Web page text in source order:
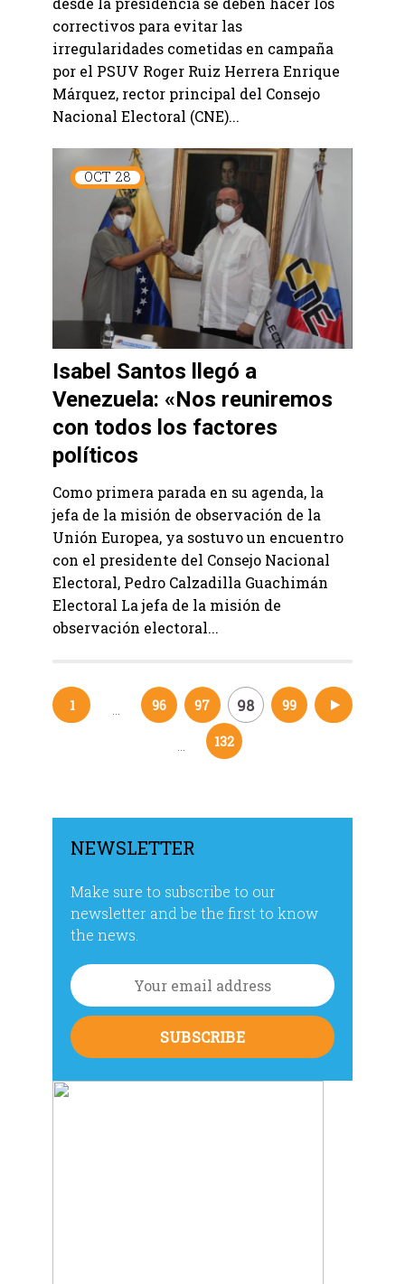
correctivos para evitar las
irregularidades cometidas en campaña
por el PSUV Roger Ruiz Herrera Enrique
Márquez, rector principal del Consejo
Nacional Electoral (CNE)...
OCT 28
Isabel Santos llegó a
Venezuela: «Nos reuniremos
con todos los factores
políticos
Como primera parada en su agenda, la
jefa de la misión de observación de la
Unión Europea, ya sostuvo un encuentro
con el presidente del Consejo Nacional
Electoral, Pedro Calzadilla Guachimán
Electoral La jefa de la misión de
observación electoral...
NEWSLETTER
Make sure to subscribe to our
newsletter and be the first to know
the news.
Navegación
1 96 97 98 99 100
132